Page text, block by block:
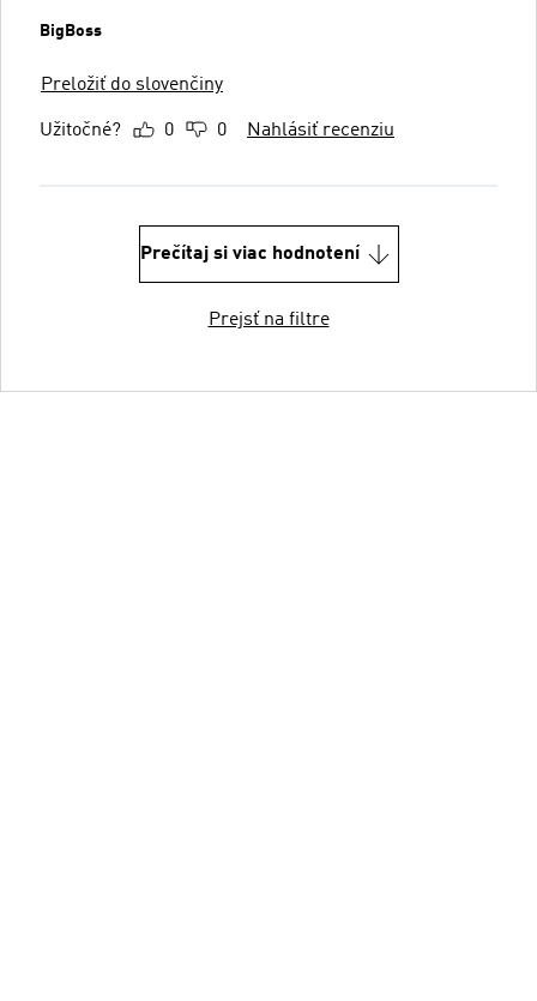
BigBoss
Preložiť do slovenčiny
Užitočné? 0 0 Nahlásiť recenziu
Prečítaj si viac hodnotení
Prejsť na filtre